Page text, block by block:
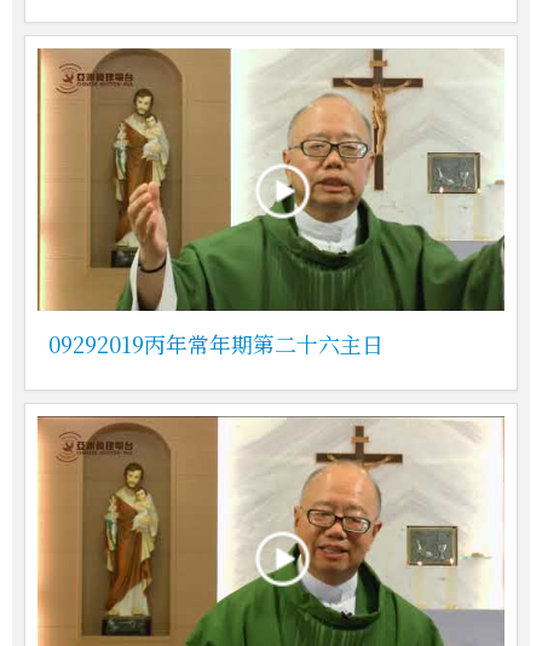
09292019丙年常年期第二十六主日